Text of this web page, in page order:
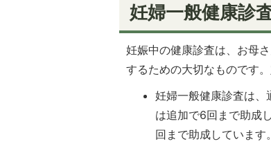
妊婦一般健康診
妊娠中の健康診査は、お母
するための大切なものです
妊婦一般健康診査は、
は追加で6回まで助成
回まで助成しています。